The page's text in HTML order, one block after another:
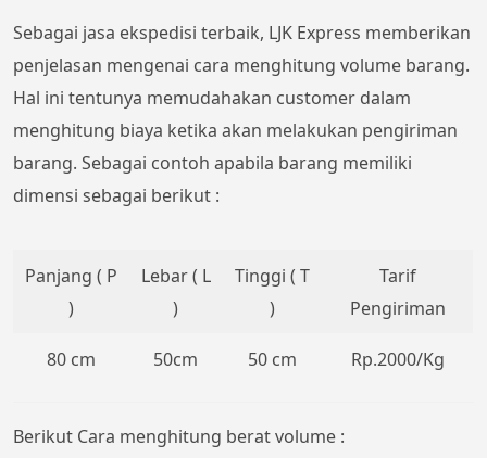
Sebagai jasa ekspedisi terbaik, LJK Express memberikan
penjelasan mengenai cara menghitung volume barang.
Hal ini tentunya memudahakan customer dalam
menghitung biaya ketika akan melakukan pengiriman
barang. Sebagai contoh apabila barang memiliki
dimensi sebagai berikut :
Panjang ( P
)
Lebar ( L
)
Tinggi ( T
)
Tarif
Pengiriman
80 cm 50cm 50 cm Rp.2000/Kg
Berikut Cara menghitung berat volume :